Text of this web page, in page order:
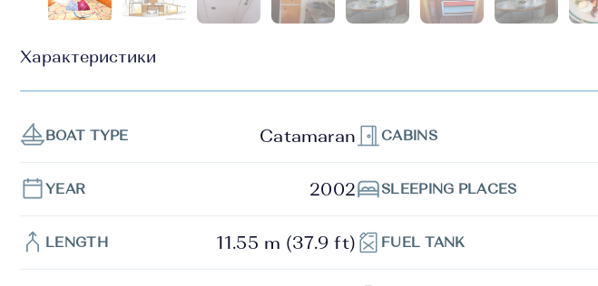
Характеристики
BOAT TYPE Catamaran
YEAR 2002
LENGTH 11.55 m (37.9 ft)
CABINS
SLEEPING PLACES
FUEL TANK